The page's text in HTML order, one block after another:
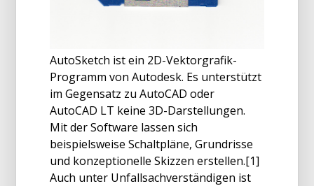
AutoSketch ist ein 2D-Vektorgrafik-
Programm von Autodesk. Es unterstützt
im Gegensatz zu AutoCAD oder
AutoCAD LT keine 3D-Darstellungen.
Mit der Software lassen sich
beispielsweise Schaltpläne, Grundrisse
und konzeptionelle Skizzen erstellen.[1]
Auch unter Unfallsachverständigen ist